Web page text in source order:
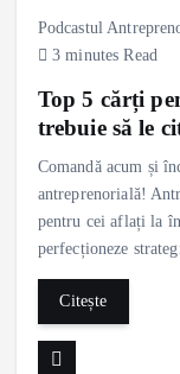
Podcastul
3 minutes Read
Top 5 cărți
trebuie să le
Comandă acum și
antreprenorială!
pentru cei aflați la
perfecționeze
Citește